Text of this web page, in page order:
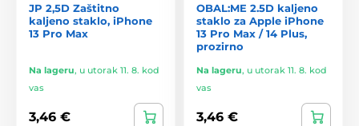
JP 2,5D Zaštitno
kaljeno staklo, iPhone
13 Pro Max
Na lageru, u utorak 11. 8. kod
vas
3,46 €
OBAL:ME 2.5D kaljeno
staklo za Apple iPhone
13 Pro Max / 14 Plus,
prozirno
Na lageru, u utorak 11. 8. kod
vas
3,46 €